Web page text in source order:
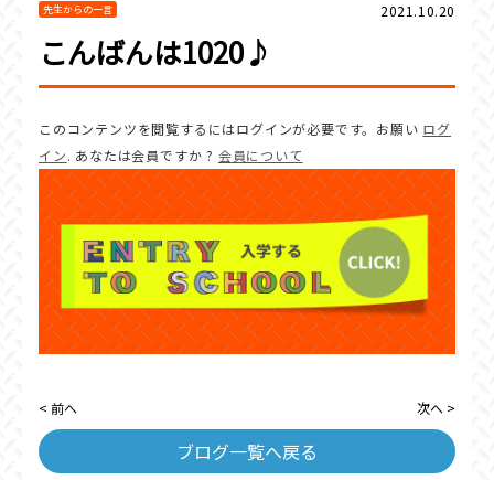
先生からの一言 2021.10.20
こんばんは1020♪
このコンテンツを閲覧するにはログインが必要です。お願い ログ
イン. あなたは会員ですか ? 会員について
< 前へ
ブログ一覧へ戻る
次へ >